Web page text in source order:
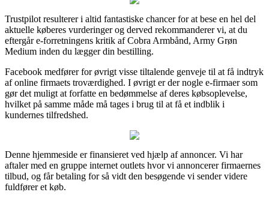
Trustpilot resulterer i altid fantastiske chancer for at bese en hel del
aktuelle køberes vurderinger og derved rekommanderer vi, at du
eftergår e-forretningens kritik af Cobra Armbånd, Army Grøn
Medium inden du lægger din bestilling.
Facebook medfører for øvrigt visse tiltalende genveje til at få indtryk
af online firmaets troværdighed. I øvrigt er der nogle e-firmaer som
gør det muligt at forfatte en bedømmelse af deres købsoplevelse,
hvilket på samme måde må tages i brug til at få et indblik i
kundernes tilfredshed.
Denne hjemmeside er finansieret ved hjælp af annoncer. Vi har
aftaler med en gruppe internet outlets hvor vi annoncerer firmaernes
tilbud, og får betaling for så vidt den besøgende vi sender videre
fuldfører et køb.